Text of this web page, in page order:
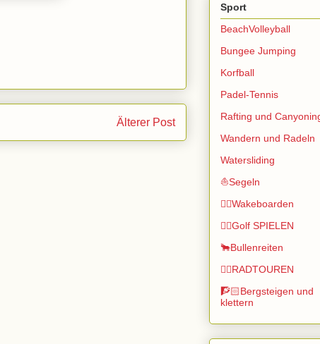
Älterer Post
Sport
BeachVolleyball
Bungee Jumping
Korfball
Padel-Tennis
Rafting und
Wandern und Radeln
Watersliding
⛵Segeln
🏄🏽Wakeboarden
🏌️‍♂️Golf SPIELEN
🐂Bullenreiten
🚴‍♂️RADTOUREN
🧗🏻Bergsteigen und
klettern